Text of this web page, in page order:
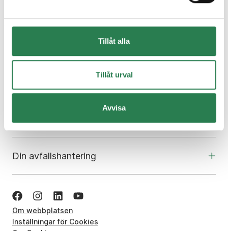
Tillåt alla
Tillåt urval
Avvisa
Din avfallshantering
Om webbplatsen
Inställningar för Cookies